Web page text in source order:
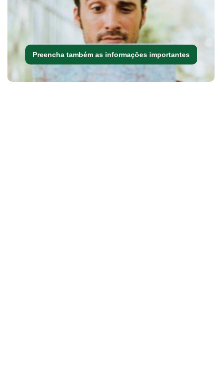
Preencha também as informações importantes